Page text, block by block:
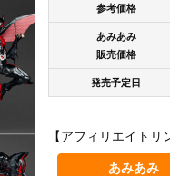
参考価格
あみあみ
販売価格
発売予定日
【アフィリエイト
あみあみ